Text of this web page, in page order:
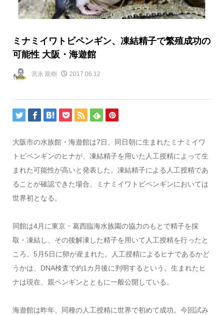
ミナミイワトビペンギン、凍結精子で繁殖成功の
可能性 大阪・海遊館
宮永 龍樹 2017.06.12
大阪市の水族館・海遊館は7日、同日朝に生まれたミナミイワ
トビペンギンのヒナが、凍結精子を用いた人工授精によって生
まれた可能性が高いと発表した。凍結精子による人工授精であ
ることが確認できた場合、ミナミイワトビペンギンにおいては
世界初となる。
同館は4月に東京・葛西臨海水族園の協力のもとで精子を採
取・凍結し、その後解凍した精子を用いて人工授精を行ったと
ころ、5月5日に卵が産まれた。人工授精によるヒナであるかど
うかは、DNA検査で約1カ月後に判明するという。生まれたヒ
ナは現在、親ペンギンとともに一般公開している。
海遊館は昨年、同種の人工授精に世界で初めて成功。今回試み